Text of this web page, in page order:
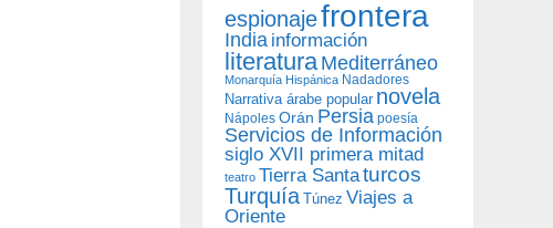
espionajefrontera
India información
literatura Mediterráneo
Monarquía Hispánica Nadadores
Narrativa árabe popular novela
Nápoles Orán Persia poesía
Servicios de Información
siglo XVII primera mitad
teatro Tierra Santaturcos
Turquía Túnez Viajes a
Oriente